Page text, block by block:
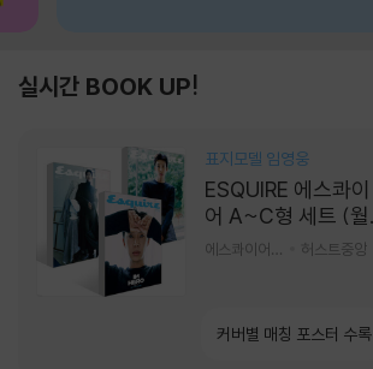
실시간 BOOK UP!
표지모델 임영웅
ESQUIRE 에스콰이
어 A~C형 세트 (월
간) : 9월 [2026]
허스트중앙
커버별 매칭 포스터 수록